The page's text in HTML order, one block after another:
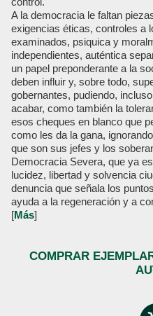
A la democracia le faltan
exigencias éticas, controles a
examinados, psiquica y
independientes, auténtica
un papel preponderante a la
deben influir y, sobre todo,
gobernantes, pudiendo,
acabar, como también la
esos cheques en blanco que
como les da la gana,
que son sus jefes y los
Democracia Severa, que ya
lucidez, libertad y solvencia
denuncia que señala los
ayuda a la regeneración y a
[Más]
COMPRAR